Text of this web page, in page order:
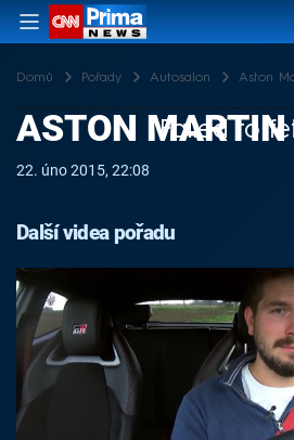
Domů Pořady Autosalon Aston
Failed to
ASTON MARTIN
22. úno 2015, 22:08
Další videa pořadu